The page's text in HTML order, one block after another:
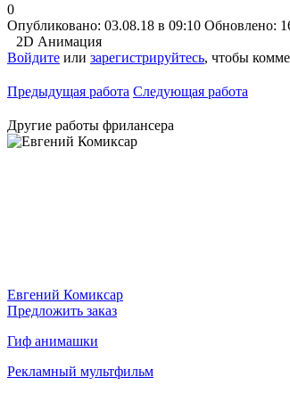
0
Опубликовано: 03.08.18 в 09:10 Обновлено:
2D Анимация
Войдите или зарегистрируйтесь, чтобы
Предыдущая работа Следующая работа
Другие работы фрилансера
Евгений Комиксар
Предложить заказ
Гиф анимашки
Рекламный мультфильм